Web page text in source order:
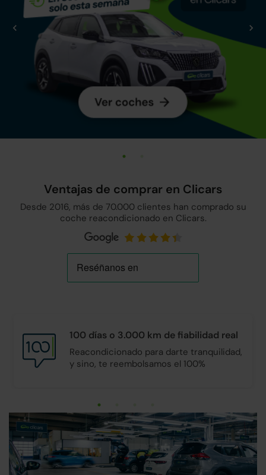
Ventajas de comprar en Clicars
Desde 2016, más de 70.000 clientes han comprado su
coche reacondicionado en Clicars.
100 días o 3.000 km defiabilidad real
Reacondicionado para darte tranquilidad,
y sino, te reembolsamos el 100%